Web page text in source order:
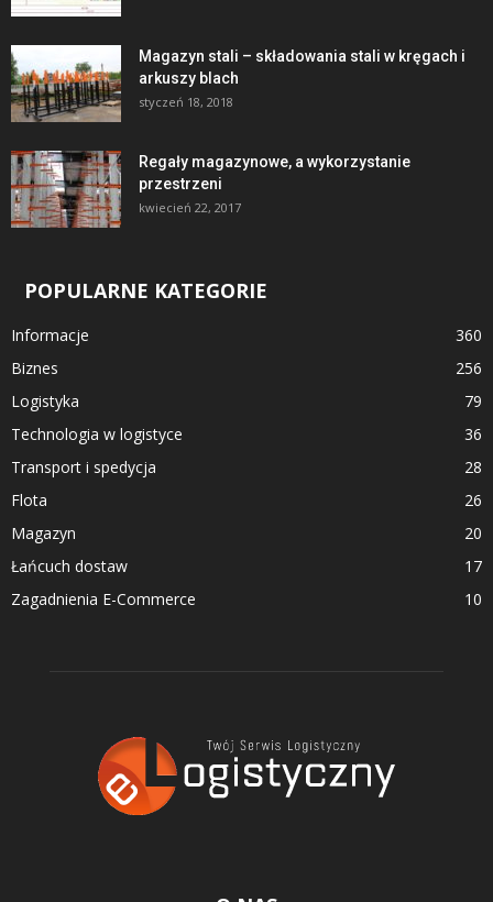
Magazyn stali – składowania stali w kręgach i
arkuszy blach
styczeń 18, 2018
Regały magazynowe, a wykorzystanie
przestrzeni
kwiecień 22, 2017
POPULARNE KATEGORIE
Informacje
360
Biznes
256
Logistyka
79
Technologia w logistyce
36
Transport i spedycja
28
Flota
26
Magazyn
20
Łańcuch dostaw
17
Zagadnienia E-Commerce
10